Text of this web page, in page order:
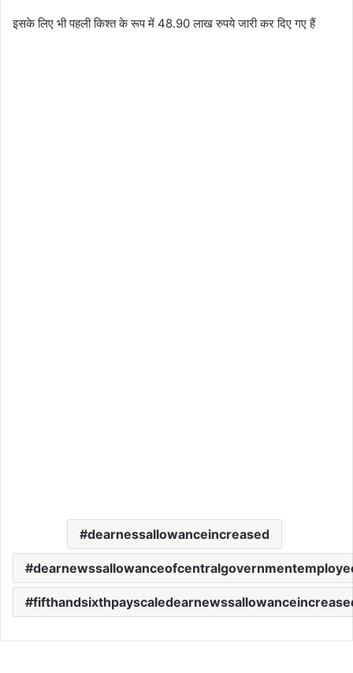
इसके लिए भी पहली किश्त के रूप में 48.90 लाख रुपये जारी कर दिए गए हैं
dearnessallowanceincreased